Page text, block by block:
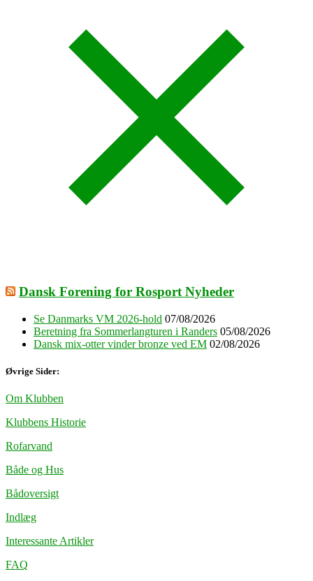
Dansk Forening for Rosport Nyheder
Se Danmarks VM 2026-hold 07/08/2026
Beretning fra Sommerlangturen i Randers 05/08/2026
Dansk mix-otter vinder bronze ved EM 02/08/2026
Øvrige Sider:
Om Klubben
Klubbens Historie
Rofarvand
Både og Hus
Bådoversigt
Indlæg
Interessante Artikler
FAQ